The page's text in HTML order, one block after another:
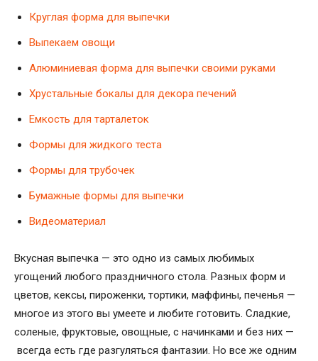
Круглая форма для выпечки
Выпекаем овощи
Алюминиевая форма для выпечки своими руками
Хрустальные бокалы для декора печений
Емкость для тарталеток
Формы для жидкого теста
Формы для трубочек
Бумажные формы для выпечки
Видеоматериал
Вкусная выпечка — это одно из самых любимых
угощений любого праздничного стола. Разных форм и
цветов, кексы, пироженки, тортики, маффины, печенья —
многое из этого вы умеете и любите готовить. Сладкие,
соленые, фруктовые, овощные, с начинками и без них —
всегда есть где разгуляться фантазии. Но все же одним